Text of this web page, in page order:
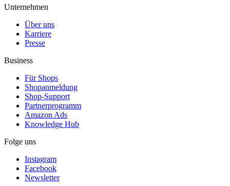
Unternehmen
Über uns
Karriere
Presse
Business
Für Shops
Shopanmeldung
Shop-Support
Partnerprogramm
Amazon Ads
Knowledge Hub
Folge uns
Instagram
Facebook
Newsletter